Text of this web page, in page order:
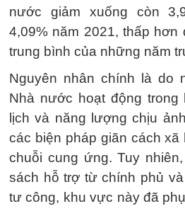
nước giảm xuống còn
4,09% năm 2021, thấp
trung bình của những năm
Nguyên nhân chính là do
Nhà nước hoạt động
lịch và năng lượng chịu
các biện pháp giãn cách
chuỗi cung ứng. Tuy
sách hỗ trợ từ chính phủ
tư công, khu vực này đã